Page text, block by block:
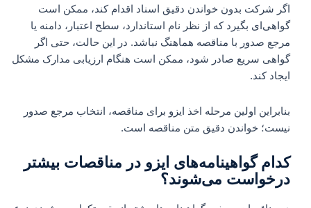
اگر شرکت بدون خواندن دقیق اسناد اقدام کند، ممکن است
گواهی‌ای بگیرد که از نظر نام استاندارد، سطح اعتبار، دامنه یا
مرجع صدور با مناقصه هماهنگ نباشد. در این حالت، حتی اگر
گواهی سریع صادر شود، ممکن است هنگام ارزیابی مدارک مشکل
ایجاد کند.
بنابراین اولین مرحله اخذ ایزو برای مناقصه، انتخاب مرجع صدور
نیست؛ خواندن دقیق متن مناقصه است.
کدام گواهینامه‌های ایزو در مناقصات بیشتر
درخواست می‌شوند؟